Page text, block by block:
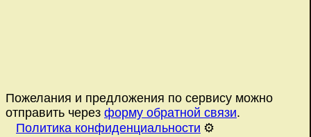
Пожелания и предложения по сервису можно
отправить через форму обратной связи.
Политика конфиденциальности ⚙️